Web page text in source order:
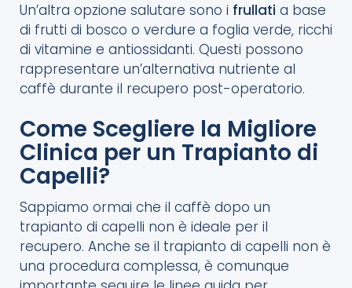
Un’altra opzione salutare sono i frullati a base
di frutti di bosco o verdure a foglia verde, ricchi
di vitamine e antiossidanti. Questi possono
rappresentare un’alternativa nutriente al
caffè durante il recupero post-operatorio.
Come Scegliere la Migliore
Clinica per un Trapianto di
Capelli?
Sappiamo ormai che il caffè dopo un
trapianto di capelli non è ideale per il
recupero. Anche se il trapianto di capelli non è
una procedura complessa, è comunque